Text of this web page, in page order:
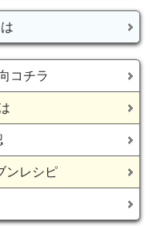
コチラ
ンレシピ